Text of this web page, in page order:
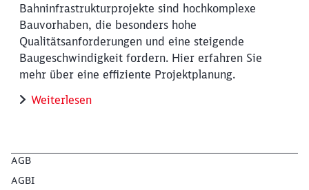
Bahninfrastrukturprojekte sind hochkomplexe
Bauvorhaben, die besonders hohe
Qualitätsanforderungen und eine steigende
Baugeschwindigkeit fordern. Hier erfahren Sie
mehr über eine effiziente Projektplanung.
Weiterlesen
AGB
AGBI